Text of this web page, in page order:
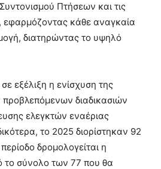
Πτήσεων και τις
εφαρμόζοντας κάθε αναγκαία
διατηρώντας το υψηλό
εξέλιξη η ενίσχυση της
διαδικασιών
ελεγκτών εναέριας
το 2025 διορίστηκαν 92
δρομολογείται η
το σύνολο των 77 που θα